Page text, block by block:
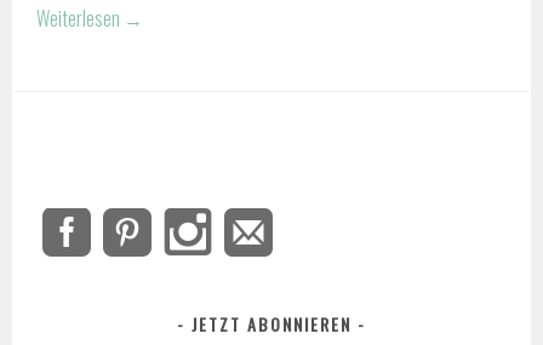
Weiterlesen →
JETZT ABONNIEREN